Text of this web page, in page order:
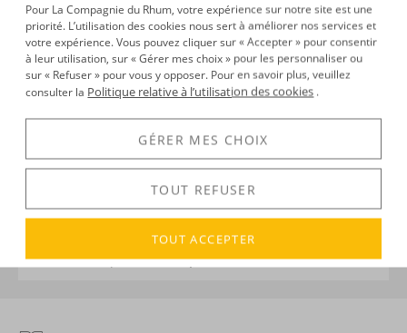
CARACTÉRISTIQUES DU PRODUIT
Type d’alcool :Rhum agricole
Provenance :Martinique
Label : AOC
Distillation :Colonne
Degré :55°
Voir tous les produits :Depaz
Pour La Compagnie du Rhum, votre expérience sur notre site est une
priorité. L’utilisation des cookies nous sert à améliorer nos services et
votre expérience. Vous pouvez cliquer sur « Accepter » pour consentir
à leur utilisation, sur « Gérer mes choix » pour les personnaliser ou
sur « Refuser » pour vous y opposer. Pour en savoir plus, veuillez
consulter la Politique relative à l’utilisation des cookies .
GÉRER MES CHOIX
TOUT REFUSER
TOUT ACCEPTER